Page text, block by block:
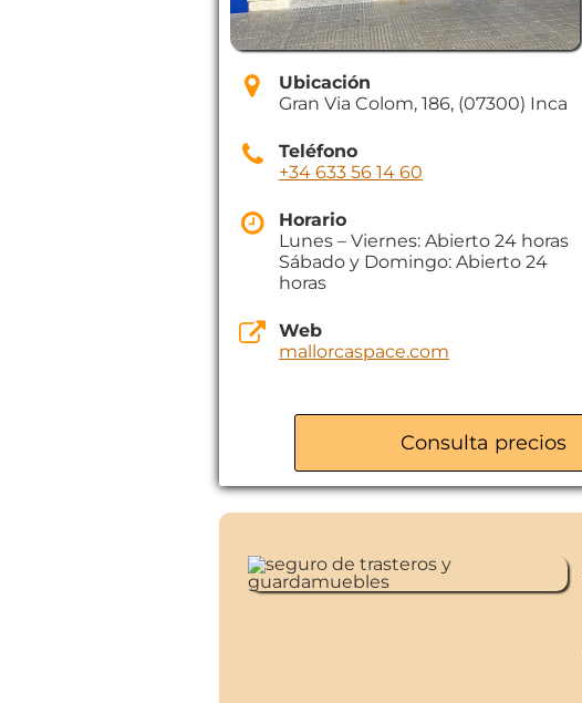
Ubicación
Gran Via Colom, 186, (07300) Inca
Teléfono
+34 633 56 14 60
Horario
Lunes – Viernes: Abierto 24 horas
Sábado y Domingo: Abierto 24
horas
Web
mallorcaspace.com
Consulta precios